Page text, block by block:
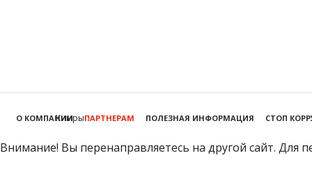
Кимры
О КОМПАНИИ ПАРТНЕРАМ ПОЛЕЗНАЯ ИНФОРМАЦИЯ СТОП
Внимание! Вы перенаправляетесь на другой сайт. Для